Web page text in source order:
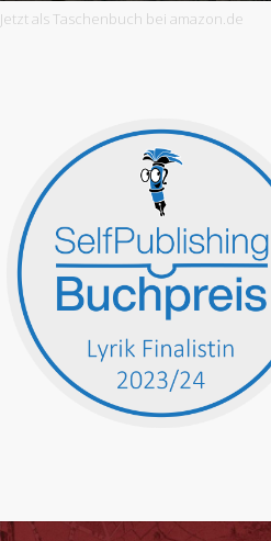
Jetzt als Taschenbuch bei amazon.de